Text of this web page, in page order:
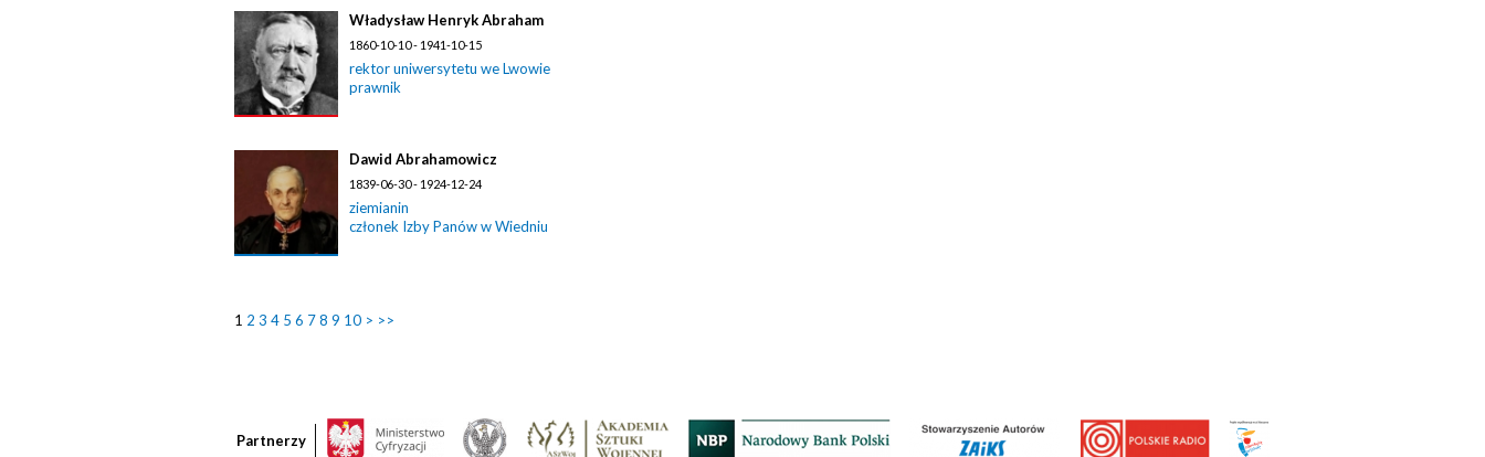
Władysław Henryk Abraham
1860-10-10 - 1941-10-15
rektor uniwersytetu we Lwowie
prawnik
Dawid Abrahamowicz
1839-06-30 - 1924-12-24
ziemianin
członek Izby Panów w Wiedniu
1 2 3 4 5 6 78 9 10 > >>
Partnerzy